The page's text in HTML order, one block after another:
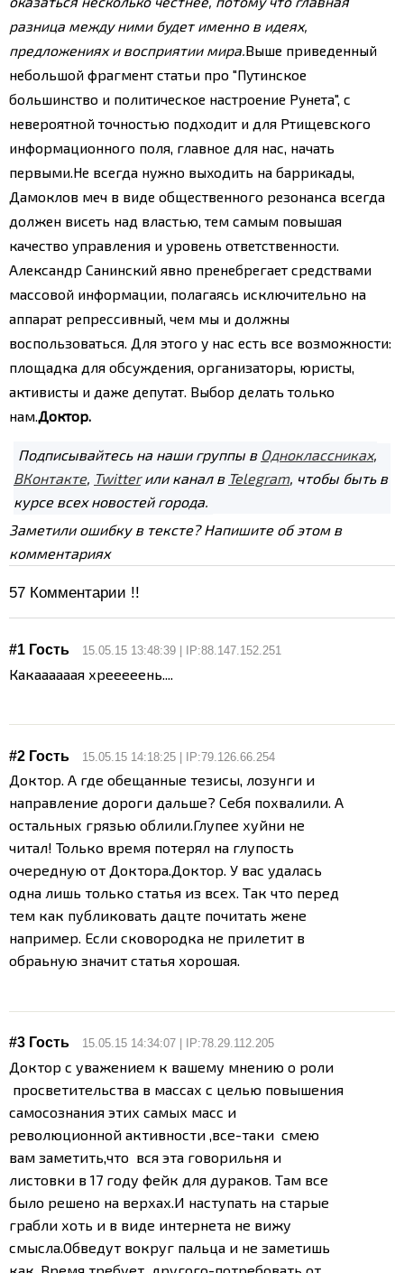
разница между ними будет именно в идеях,
предложениях и восприятии мира. Выше приведенный
небольшой фрагмент статьи про "Путинское
большинство и политическое настроение Рунета", с
невероятной точностью подходит и для Ртищевского
информационного поля, главное для нас, начать
первыми. Не всегда нужно выходить на баррикады,
Дамоклов меч в виде общественного резонанса всегда
должен висеть над властью, тем самым повышая
качество управления и уровень ответственности.
Александр Санинский явно пренебрегает средствами
массовой информации, полагаясь исключительно на
аппарат репрессивный, чем мы и должны
воспользоваться. Для этого у нас есть все возможности:
площадка для обсуждения, организаторы, юристы,
активисты и даже депутат. Выбор делать только
нам. Доктор.
Подписывайтесь на наши группы в Одноклассниках,
ВКонтакте, Twitterили канал в Telegram, чтобы быть в
курсе всех новостей города.
Заметили ошибку в тексте? Напишите об этом в
комментариях
57 Комментарии !!
#1 Гость 15.05.15 13:48:39 | IP:88.147.152.251
Какаааааая хрееееень....
#2 Гость 15.05.15 14:18:25 | IP:79.126.66.254
Доктор. А где обещанные тезисы, лозунги и
направление дороги дальше? Себя похвалили. А
остальных грязью облили.Глупее хуйни не
читал! Только время потерял на глупость
очередную от Доктора.Доктор. У вас удалась
одна лишь только статья из всех. Так что перед
тем как публиковать дацте почитать жене
например. Если сковородка не прилетит в
обраьную значит статья хорошая.
#3 Гость 15.05.15 14:34:07 | IP:78.29.112.205
Доктор с уважением к вашему мнению о роли
просветительства в массах с целью повышения
самосознания этих самых масс и
революционной активности ,все-таки смею
вам заметить,что вся эта говорильня и
листовки в 17 году фейк для дураков. Там все
было решено на верхах.И наступать на старые
грабли хоть и в виде интернета не вижу
смысла.Обведут вокруг пальца и не заметишь